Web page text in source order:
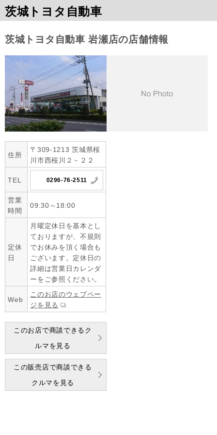
茨城トヨタ自動車
茨城トヨタ自動車 岩瀬店の店舗情報
住所
〒309-1213 茨城県桜
川市西桜川２－２２
TEL 0296-76-2511
営業
時間
09:30～18:00
定休
日
月曜定休日を基本とし
ておりますが、不規則
でお休みを頂く場合も
ございます。定休日の
詳細は営業日カレンダ
ーをご参照ください。
Web
このお店のウェブペー
ジを見る
このお店で商談できるク
ルマを見る
この販売店で商談できる
クルマを見る